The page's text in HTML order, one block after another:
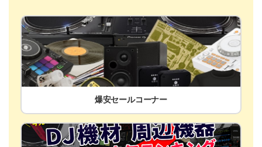
爆安セールコーナー